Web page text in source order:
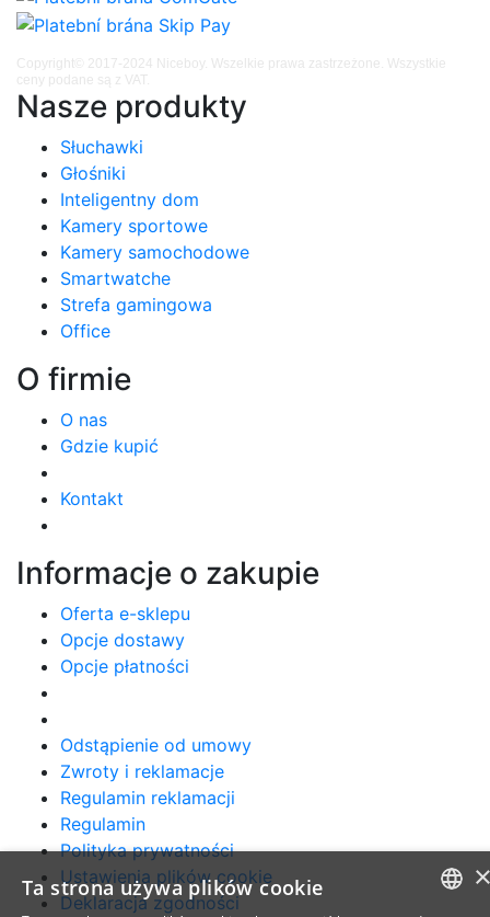
Nasze produkty
Słuchawki
Głośniki
Inteligentny dom
Kamery sportowe
Kamery samochodowe
Smartwatche
Strefa gamingowa
Office
O firmie
O nas
Gdzie kupić
Kontakt
Informacje o zakupie
Oferta e-sklepu
Opcje dostawy
Opcje płatności
Odstąpienie od umowy
Zwroty i reklamacje
Regulamin reklamacji
Regulamin
Polityka prywatności
Ustawienia plików cookie
Deklaracja zgodności
Copyright© 2017-2024 Niceboy. Wszelkie prawa zastrzeżone. Wszystkie
ceny podane są z VAT.
Ta strona używa plików cookie